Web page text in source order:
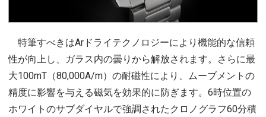
特筆すべきはArドライテクノロジーにより機能的な信頼
性が向上し、ガラス内の曇りから解放されます。さらに最
大100mT（80,000A/m）の耐磁性により、ムーブメントの
精度に影響を与える磁気を効果的に防ぎます。6時位置の
ホワイトのサブダイヤルで強調されたクロノグラフ60分積